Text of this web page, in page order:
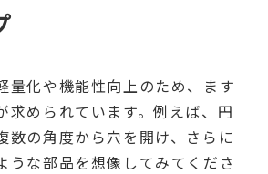
量化や機能性向上のため、ます
求められています。例えば、円
数の角度から穴を開け、さらに
うな部品を想像してみてくださ